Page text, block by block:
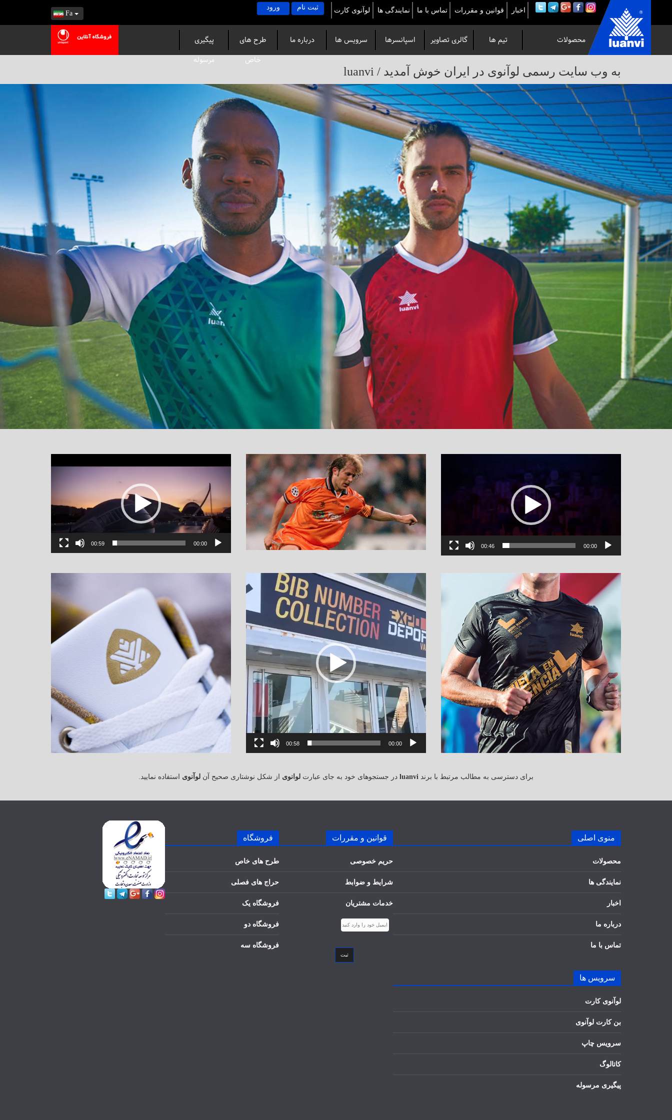
Fa
وب
سایت
رسمی
لوآنوی
در
ایران
خوش
آمدید
/
luanvi
اخبار قوانین و مقررات تماس با ما نمایندگی ها لوآنوی کارت ثبت نام ورود
محصولات تیم ها گالری تصاویر اسپانسرها سرویس ها درباره ما
طرح های
خاص
پیگیری
مرسوله
به وب سایت رسمی لوآنوی در ایران خوش آمدید / luanvi
ویدیو
00:00
00:59 00:00
00:46
نمایشگر
ویدیو
00:00
00:58
برای دسترسی به مطالب مرتبط با برند luanvi در جستجوهای خود به جای عبارت لوانوی از شکل نوشتاری صحیح آن لوآنوی استفاده نمایید.
منوی اصلی
محصولات
نمایندگی ها
اخبار
درباره ما
تماس با ما
سرویس ها
لوآنوی کارت
بن کارت لوآنوی
سرویس چاپ
کاتالوگ
پیگیری مرسوله
قوانین و مقررات
حریم خصوصی
شرایط و ضوابط
خدمات مشتریان
ثبت
فروشگاه
طرح های خاص
حراج های فصلی
فروشگاه یک
فروشگاه دو
فروشگاه سه